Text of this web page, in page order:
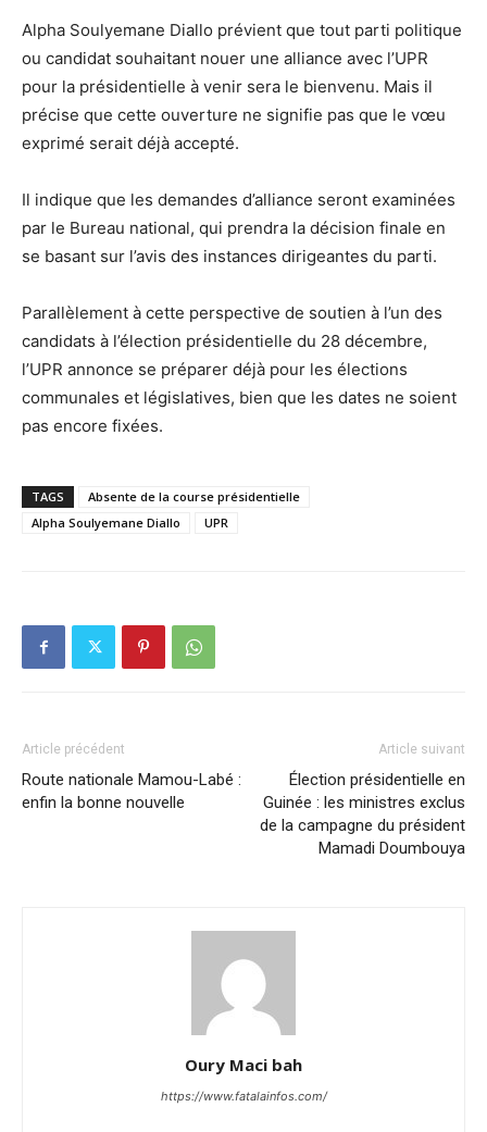
Alpha Soulyemane Diallo prévient que tout parti politique
ou candidat souhaitant nouer une alliance avec l’UPR
pour la présidentielle à venir sera le bienvenu. Mais il
précise que cette ouverture ne signifie pas que le vœu
exprimé serait déjà accepté.
Il indique que les demandes d’alliance seront examinées
par le Bureau national, qui prendra la décision finale en
se basant sur l’avis des instances dirigeantes du parti.
Parallèlement à cette perspective de soutien à l’un des
candidats à l’élection présidentielle du 28 décembre,
l’UPR annonce se préparer déjà pour les élections
communales et législatives, bien que les dates ne soient
pas encore fixées.
TAGS
Absente de la course présidentielle
Alpha Soulyemane Diallo
UPR
Article précédent
Route nationale Mamou-Labé :
enfin la bonne nouvelle
Article suivant
Élection présidentielle en
Guinée : les ministres exclus
de la campagne du président
Mamadi Doumbouya
Oury Maci bah
https://www.fatalainfos.com/